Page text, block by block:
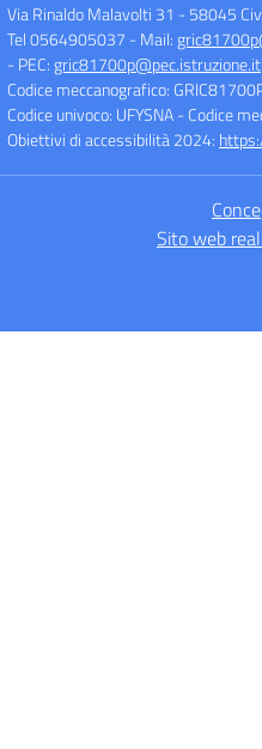
Via Rinaldo Malavolti 31 - 58045
Tel 0564905037 - Mail:
- PEC:gric81700p@pec.istruzione.it
Codice meccanografico:
Codice univoco: UFYSNA- Codice
Obiettivi di accessibilità 2024:
Sito web